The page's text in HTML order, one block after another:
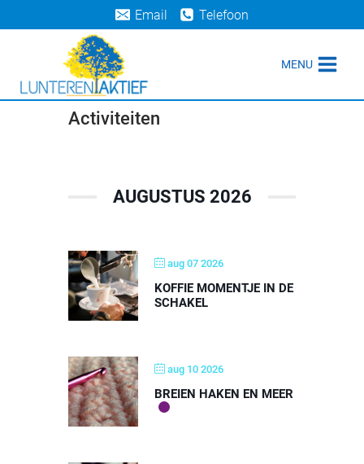
naar
Email Telefoon
MENU
Activiteiten
AUGUSTUS 2026
aug 07 2026
KOFFIE MOMENTJE IN DE
SCHAKEL
aug 10 2026
BREIEN HAKEN EN MEER